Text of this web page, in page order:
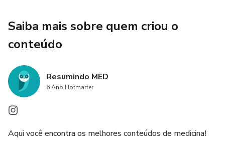
Saiba mais sobre quem criou o
conteúdo
Resumindo MED
6 Ano Hotmarter
Aqui você encontra os melhores conteúdos de medicina!